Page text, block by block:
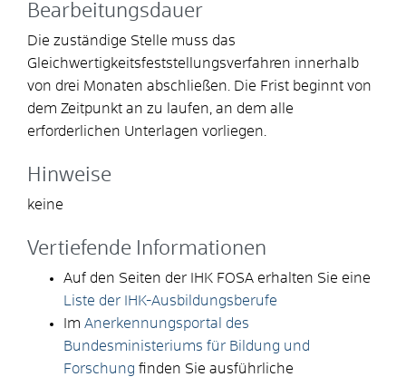
Bearbeitungsdauer
Die zuständige Stelle muss das
Gleichwertigkeitsfeststellungsverfahren innerhalb
von drei Monaten abschließen. Die Frist beginnt von
dem Zeitpunkt an zu laufen, an dem alle
erforderlichen Unterlagen vorliegen.
Hinweise
keine
Vertiefende Informationen
Auf den Seiten der IHK FOSA erhalten Sie eine
Liste der IHK-Ausbildungsberufe
Im Anerkennungsportal des
Bundesministeriums für Bildung und
Forschung finden Sie ausführliche